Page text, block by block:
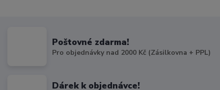
Poštovné zdarma!
Pro objednávky nad 2000 Kč (Zásilkovna + PPL)
Dárek k objednávce!